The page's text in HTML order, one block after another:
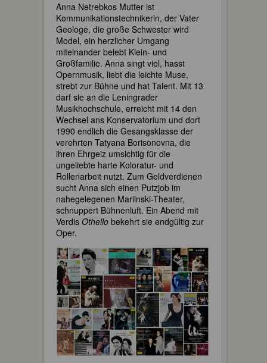
Anna Netrebkos Mutter ist
Kommunikationstechnikerin, der Vater
Geologe, die große Schwester wird
Model, ein herzlicher Umgang
miteinander belebt Klein- und
Großfamilie. Anna singt viel, hasst
Opernmusik, liebt die leichte Muse,
strebt zur Bühne und hat Talent. Mit 13
darf sie an die Leningrader
Musikhochschule, erreicht mit 14 den
Wechsel ans Konservatorium und dort
1990 endlich die Gesangsklasse der
verehrten Tatyana Borisonovna, die
ihren Ehrgeiz umsichtig für die
ungeliebte harte Koloratur- und
Rollenarbeit nutzt. Zum Geldverdienen
sucht Anna sich einen Putzjob im
nahegelegenen Mariinski-Theater,
schnuppert Bühnenluft. Ein Abend mit
Verdis Othello bekehrt sie endgültig zur
Oper.